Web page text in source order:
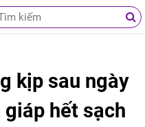
kịp sau ngày
hết sạch